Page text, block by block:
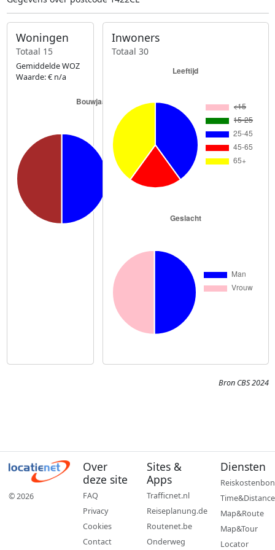
Woningen
Totaal 15
Gemiddelde WOZ
Waarde: € n/a
Inwoners
Totaal 30
Bron CBS 2024
© 2026
Over
deze site
FAQ
Privacy
Cookies
Contact
Sites &
Apps
Trafficnet.nl
Reiseplanung.de
Routenet.be
Onderweg
Diensten
Reiskostenbon
Time&Distance
Map&Route
Map&Tour
Locator